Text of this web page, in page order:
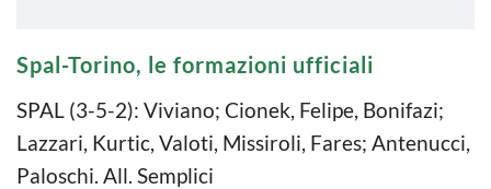
Spal-Torino, le formazioni ufficiali
SPAL (3-5-2): Viviano; Cionek, Felipe, Bonifazi;
Lazzari, Kurtic, Valoti, Missiroli, Fares; Antenucci,
Paloschi. All. Semplici